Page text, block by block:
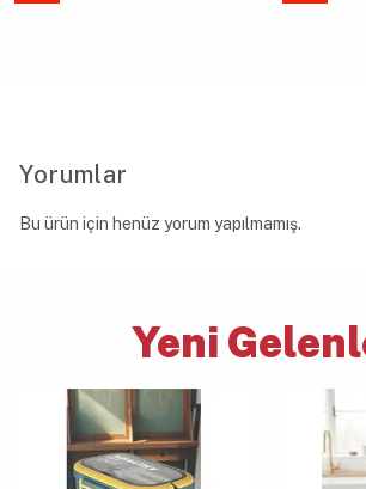
Yorumlar
Bu ürün için henüz yorum yapılmamış.
Yeni